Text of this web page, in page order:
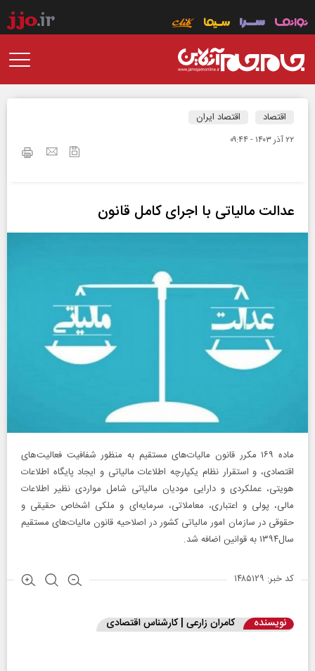
اقتصاد اقتصاد ایران
۲۲ آذر ۱۴۰۳ - ۰۹:۴۴
عدالت مالیاتی با اجرای کامل قانون
ماده ۱۶۹ مکرر قانون مالیات‌های مستقیم به منظور شفافیت فعالیت‌های
اقتصادی، و استقرار نظام یکپارچه اطلاعات مالیاتی و ایجاد پایگاه اطلاعات
هویتی، عملکردی و دارایی مودیان مالیاتی شامل مواردی نظیر اطلاعات
مالی، پولی و اعتباری، معاملاتی، سرمایه‌ای و ملکی اشخاص حقیقی و
حقوقی در سازمان امور مالیاتی کشور در اصلاحیه قانون مالیات‌های مستقیم
سال۱۳۹۴ به قوانین اضافه شد.
کد خبر: ۱۴۸۵۱۲۹
نویسنده کامران زارعی | کارشناس اقتصادی